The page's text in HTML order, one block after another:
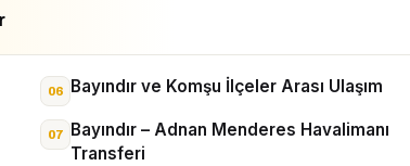
Bayındır ve Komşu İlçeler Arası Ulaşım
Bayındır – Adnan Menderes Havalimanı
Transferi